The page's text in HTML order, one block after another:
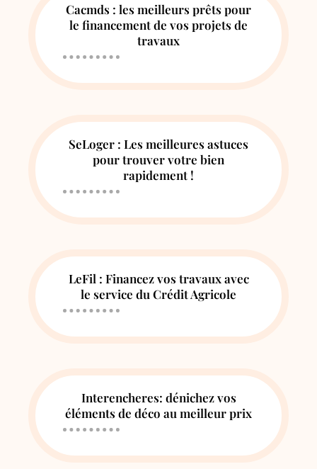
Cacmds : les meilleurs prêts pour
le financement de vos projets de
travaux
SeLoger : Les meilleures astuces
pour trouver votre bien
rapidement !
LeFil : Financez vos travaux avec
le service du Crédit Agricole
Interencheres: dénichez vos
éléments de déco au meilleur prix